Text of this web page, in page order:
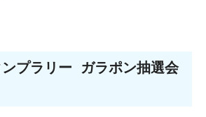
プラリー ガラポン抽選会